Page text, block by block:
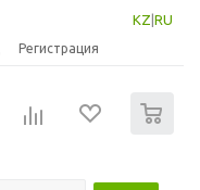
KZ RU
Регистрация